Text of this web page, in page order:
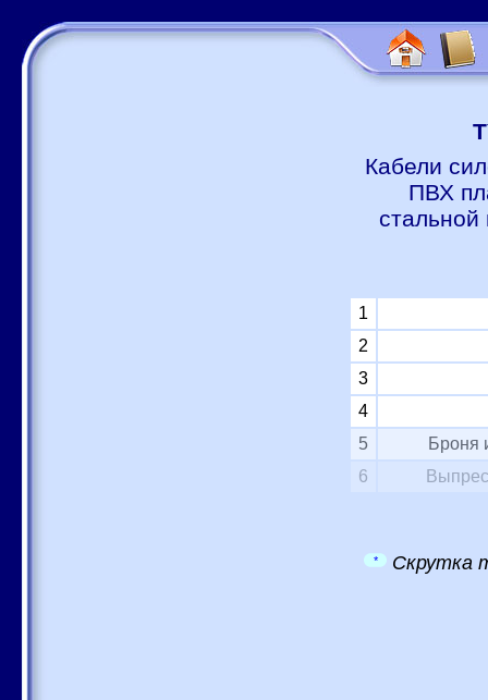
Кабели
ПВХ
1
2
3
4
5
Броня
6
* Скрутка